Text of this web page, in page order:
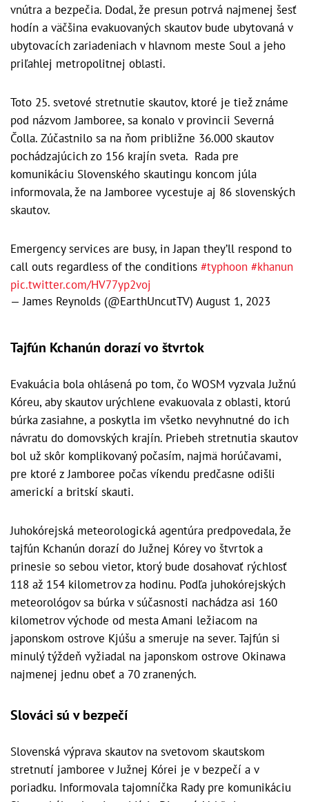
vnútra a bezpečia. Dodal, že presun potrvá najmenej šesť
hodín a väčšina evakuovaných skautov bude ubytovaná v
ubytovacích zariadeniach v hlavnom meste Soul a jeho
priľahlej metropolitnej oblasti.
Toto 25. svetové stretnutie skautov, ktoré je tiež známe
pod názvom Jamboree, sa konalo v provincii Severná
Čolla. Zúčastnilo sa na ňom približne 36.000 skautov
pochádzajúcich zo 156 krajín sveta. Rada pre
komunikáciu Slovenského skautingu koncom júla
informovala, že na Jamboree vycestuje aj 86 slovenských
skautov.
Emergency services are busy, in Japan they’ll respond to
call outs regardless of the conditions #typhoon #khanun
pic.twitter.com/HV77yp2voj
— James Reynolds (@EarthUncutTV) August 1, 2023
Tajfún Kchanún dorazí vo štvrtok
Evakuácia bola ohlásená po tom, čo WOSM vyzvala Južnú
Kóreu, aby skautov urýchlene evakuovala z oblasti, ktorú
búrka zasiahne, a poskytla im všetko nevyhnutné do ich
návratu do domovských krajín. Priebeh stretnutia skautov
bol už skôr komplikovaný počasím, najmä horúčavami,
pre ktoré z Jamboree počas víkendu predčasne odišli
americkí a britskí skauti.
Juhokórejská meteorologická agentúra predpovedala, že
tajfún Kchanún dorazí do Južnej Kórey vo štvrtok a
prinesie so sebou vietor, ktorý bude dosahovať rýchlosť
118 až 154 kilometrov za hodinu. Podľa juhokórejských
meteorológov sa búrka v súčasnosti nachádza asi 160
kilometrov východe od mesta Amani ležiacom na
japonskom ostrove Kjúšu a smeruje na sever. Tajfún si
minulý týždeň vyžiadal na japonskom ostrove Okinawa
najmenej jednu obeť a 70 zranených.
Slováci sú v bezpečí
Slovenská výprava skautov na svetovom skautskom
stretnutí jamboree v Južnej Kórei je v bezpečí a v
poriadku. Informovala tajomníčka Rady pre komunikáciu